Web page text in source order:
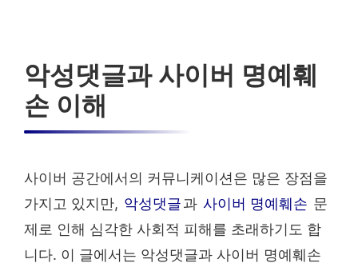
악성댓글과 사이버 명예훼
손 이해
사이버 공간에서의 커뮤니케이션은 많은 장점을
가지고 있지만, 악성댓글과 사이버 명예훼손 문
제로 인해 심각한 사회적 피해를 초래하기도 합
니다. 이 글에서는 악성댓글과 사이버 명예훼손